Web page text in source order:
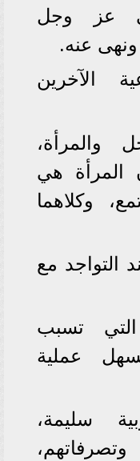
عز وجل
ونهى عنه.
الآخرين
والمرأة،
المرأة هي
وكلاهما
التواجد مع
تسبب
عملية
سليمة،